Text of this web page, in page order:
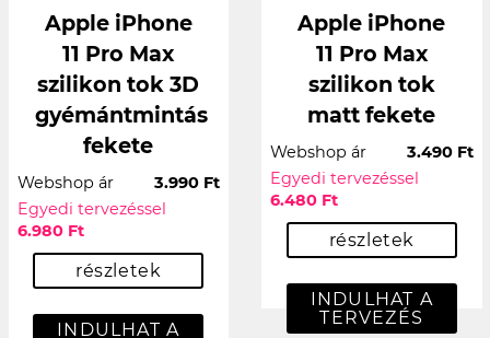
Apple iPhone
11 Pro Max
szilikon tok 3D
gyémántmintás
fekete
Webshop ár
3.990 Ft
Egyedi tervezéssel
6.980 Ft
részletek
INDULHAT A
Apple iPhone
11 Pro Max
szilikon tok
matt fekete
Webshop ár
3.490 Ft
Egyedi tervezéssel
6.480 Ft
részletek
INDULHAT A
TERVEZÉS